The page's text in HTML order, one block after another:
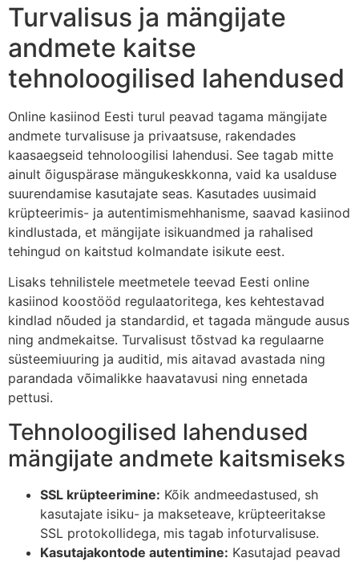
Turvalisus ja mängijate
andmete kaitse
tehnoloogilised lahendused
Online kasiinod Eesti turul peavad tagama mängijate
andmete turvalisuse ja privaatsuse, rakendades
kaasaegseid tehnoloogilisi lahendusi. See tagab mitte
ainult õiguspärase mängukeskkonna, vaid ka usalduse
suurendamise kasutajate seas. Kasutades uusimaid
krüpteerimis- ja autentimismehhanisme, saavad kasiinod
kindlustada, et mängijate isikuandmed ja rahalised
tehingud on kaitstud kolmandate isikute eest.
Lisaks tehnilistele meetmetele teevad Eesti online
kasiinod koostööd regulaatoritega, kes kehtestavad
kindlad nõuded ja standardid, et tagada mängude ausus
ning andmekaitse. Turvalisust tõstvad ka regulaarne
süsteemiuuring ja auditid, mis aitavad avastada ning
parandada võimalikke haavatavusi ning ennetada
pettusi.
Tehnoloogilised lahendused
mängijate andmete kaitsmiseks
SSL krüpteerimine: Kõik andmeedastused, sh
kasutajate isiku- ja makseteave, krüpteeritakse
SSL protokollidega, mis tagab infoturvalisuse.
Kasutajakontode autentimine: Kasutajad peavad